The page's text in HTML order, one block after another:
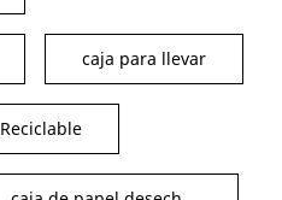
caja para llevar
Reciclable